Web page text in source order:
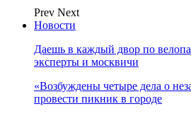
Prev Next
Новости
Даешь в каждый двор по
эксперты и москвичи
«Возбуждены четыре дела о
провести пикник в городе